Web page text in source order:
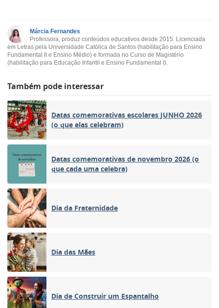
Márcia Fernandes
Professora, produz conteúdos educativos desde 2015. Licenciada
em Letras pela Universidade Católica de Santos (habilitação para Ensino
Fundamental II e Ensino Médio) e formada no Curso de Magistério
(habilitação para Educação Infantil e Ensino Fundamental I).
Também pode interessar
Datas comemorativas escolares JUNHO 2026
(o que elas celebram)
Datas comemorativas de novembro 2026 (o
que cada uma celebra)
Dia da Fraternidade
Dia das Mães
Dia de Construir um Espantalho